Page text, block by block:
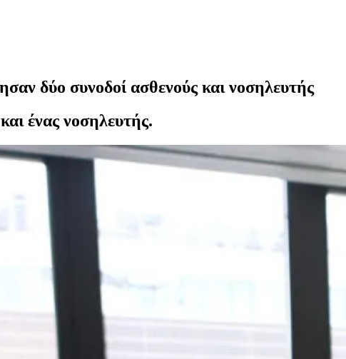
δύο συνοδοί ασθενούς και νοσηλευτής
ένας νοσηλευτής.